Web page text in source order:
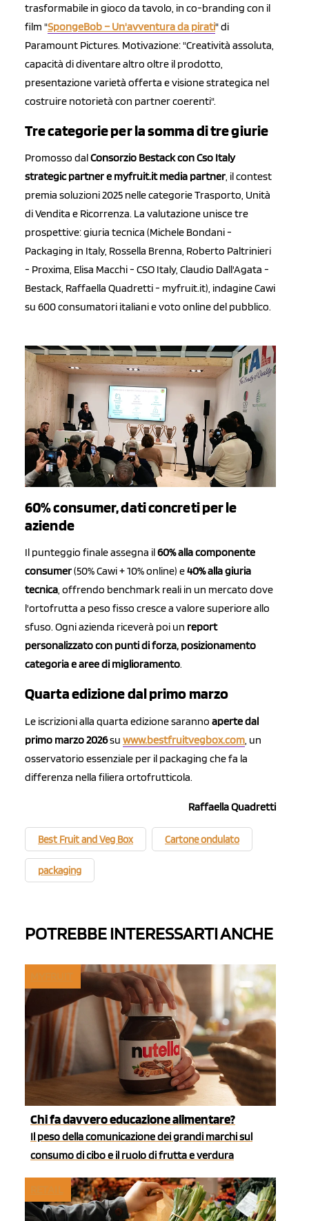
trasformabile in gioco da tavolo, in co-branding con il
film "SpongeBob – Un'avventura da pirati" di
Paramount Pictures. Motivazione: "Creatività assoluta,
capacità di diventare altro oltre il prodotto,
presentazione varietà offerta e visione strategica nel
costruire notorietà con partner coerenti".
Tre categorie per la somma di tre giurie
Promosso dalConsorzio Bestack con Cso Italy
strategic partner e myfruit.it media partner, il contest
premia soluzioni 2025 nelle categorie Trasporto, Unità
di Vendita e Ricorrenza. La valutazione unisce tre
prospettive: giuria tecnica (Michele Bondani -
Packaging in Italy, Rossella Brenna, Roberto Paltrinieri
- Proxima, Elisa Macchi - CSO Italy, Claudio Dall'Agata -
Bestack, Raffaella Quadretti - myfruit.it), indagine Cawi
su 600 consumatori italiani e voto online del pubblico.
60% consumer, dati concreti per le
aziende
Il punteggio finale assegna il60% alla componente
consumer(50% Cawi + 10% online) e40% alla giuria
tecnica, offrendo benchmark reali in un mercato dove
l'ortofrutta a peso fisso cresce a valore superiore allo
sfuso. Ogni azienda riceverà poi un report
personalizzato con punti di forza, posizionamento
categoria e aree di miglioramento.
Quarta edizione dal primo marzo
Le iscrizioni alla quarta edizione saranno aperte dal
primo marzo 2026su www.bestfruitvegbox.com , un
osservatorio essenziale per il packaging che fa la
differenza nella filiera ortofrutticola.
Raffaella Quadretti
Best Fruit and Veg Box Cartone ondulato
packaging
POTREBBE INTERESSARTI ANCHE
Chi fa davvero educazione alimentare?
Il peso della comunicazione dei grandi marchi sul
consumo di cibo e il ruolo di frutta e verdura